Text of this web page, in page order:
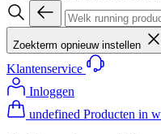
Zoekterm opnieuw instellen
Klantenservice
Inloggen
undefined Producten in